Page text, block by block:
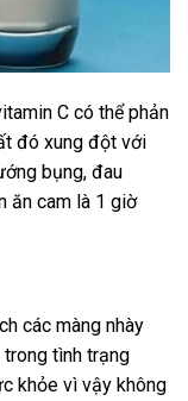
C có thể phản
đó xung đột với
bụng, đau
ăn cam là 1 giờ
các màng nhày
trong tình trạng
khỏe vì vậy không